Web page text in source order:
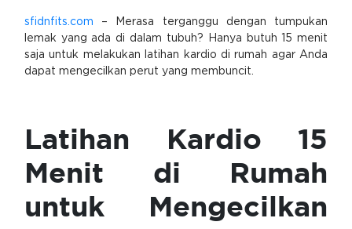
sfidnfits.com – Merasa terganggu dengan tumpukan
lemak yang ada di dalam tubuh? Hanya butuh 15 menit
saja untuk melakukan latihan kardio di rumah agar Anda
dapat mengecilkan perut yang membuncit.
Latihan Kardio 15
Menit di Rumah
untuk Mengecilkan